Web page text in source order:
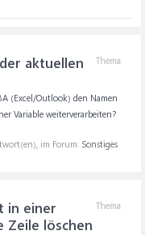
Thema
aktuellen
(Excel/Outlook) den Namen
Variable weiterverarbeiten?
im Forum: Sonstiges
Thema
in einer
Zeile löschen